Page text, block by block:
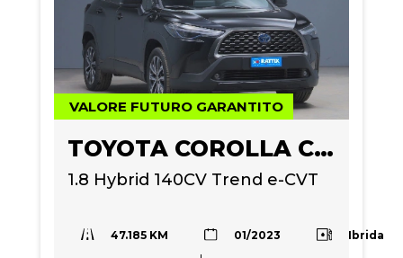
VALORE FUTURO GARANTITO
TOYOTA COROLLA CROSS
1.8 Hybrid 140CV Trend e-CVT
47.185 KM 01/2023 Ibrida